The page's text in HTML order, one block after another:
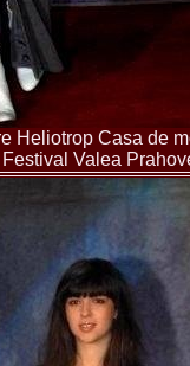
Heliotrop Casa de
Valea